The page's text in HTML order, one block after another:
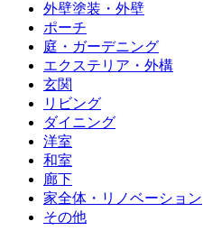
外壁塗装・外壁
ポーチ
庭・ガーデニング
エクステリア・外構
玄関
リビング
ダイニング
洋室
和室
廊下
家全体・リノベーション
その他